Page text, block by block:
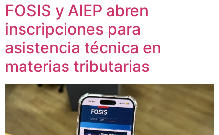
FOSIS y AIEP abren
inscripciones para
asistencia técnica en
materias tributarias